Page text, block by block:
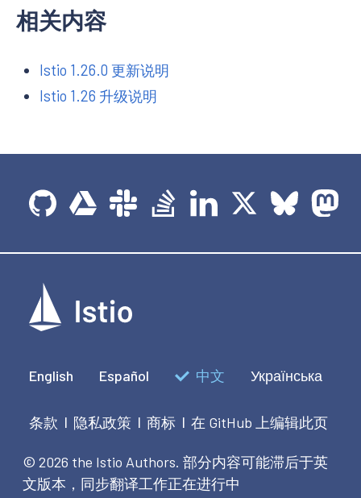
相关内容
Istio 1.26.0 更新说明
Istio 1.26 升级说明
English Español 中文 Українська
条款 | 隐私政策 | 商标 | 在 GitHub 上编辑此页
© 2026 the Istio Authors. 部分内容可能滞后于英
文版本，同步翻译工作正在进行中